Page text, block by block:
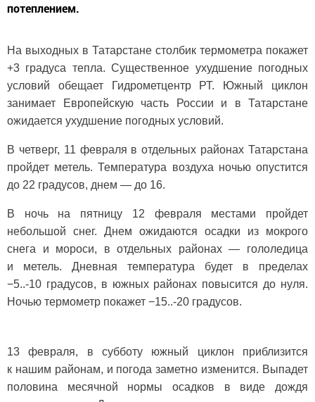
потеплением.
На выходных в Татарстане столбик термометра покажет
+3 градуса тепла. Существенное ухудшение погодных
условий обещает Гидрометцентр РТ. Южный циклон
занимает Европейскую часть России и в Татарстане
ожидается ухудшение погодных условий.
В четверг, 11 февраля в отдельных районах Татарстана
пройдет метель. Температура воздуха ночью опустится
до 22 градусов, днем — до 16.
В ночь на пятницу 12 февраля местами пройдет
небольшой снег. Днем ожидаются осадки из мокрого
снега и мороси, в отдельных районах — гололедица
и метель. Дневная температура будет в пределах
−5..-10 градусов, в южных районах повысится до нуля.
Ночью термометр покажет −15..-20 градусов.
13 февраля, в субботу южный циклон приблизится
к нашим районам, и погода заметно изменится. Выпадет
половина месячной нормы осадков в виде дождя